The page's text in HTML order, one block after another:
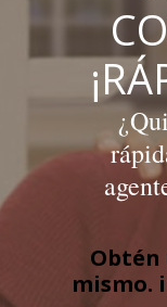
mismo.